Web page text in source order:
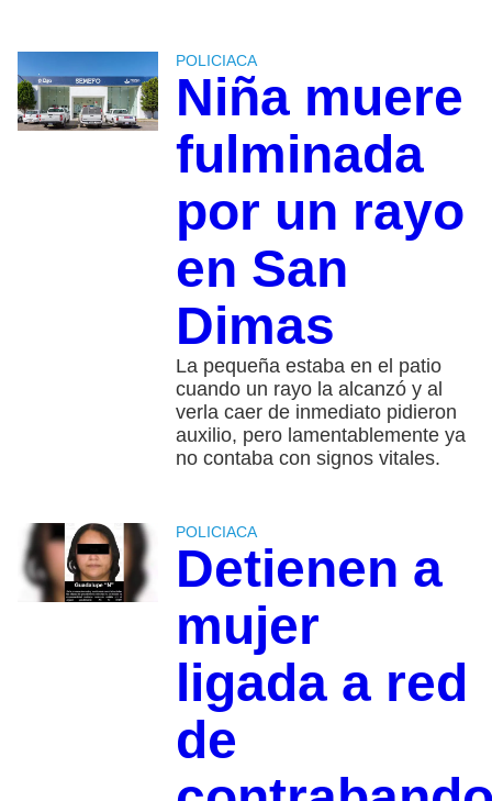
POLICIACA
Niña muere
fulminada
por un rayo
en San
Dimas
La pequeña estaba en el patio
cuando un rayo la alcanzó y al
verla caer de inmediato pidieron
auxilio, pero lamentablemente ya
no contaba con signos vitales.
POLICIACA
Detienen a
mujer
ligada a red
de